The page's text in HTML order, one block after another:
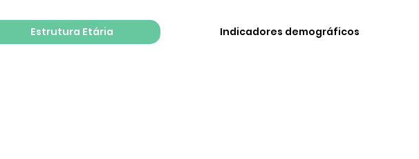
Estrutura Etária Indicadores demográficos